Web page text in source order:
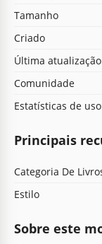
Tamanho
Criado
Última atualização
Comunidade
Estatísticas de uso
Principais
Categoria De
Estilo
Sobre este